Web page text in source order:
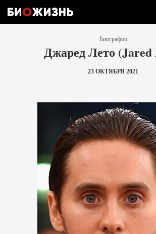
Биографии
Джаред Лето (Jared
23 ОКТЯБРЯ 2021